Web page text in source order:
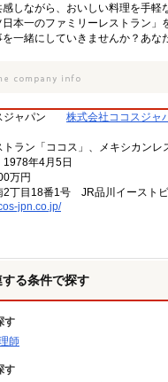
しながら、おいしい料理を手軽
本一のファミリーレストラン」
一緒にしていきませんか？あな
ジャパン
株式会社ココスジャ
ラン「ココス」、メキシカンレ
1978年4月5日
万円
2丁目18番1号 JR品川イースト
jpn.co.jp/
る条件で探す
す
師
す